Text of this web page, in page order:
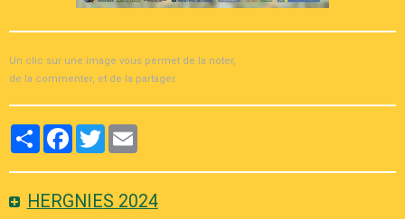
Un clic sur une image vous permet de la noter,
de la commenter, et de la partager.
PartagerFacebook
Twitter
HERGNIES 2024